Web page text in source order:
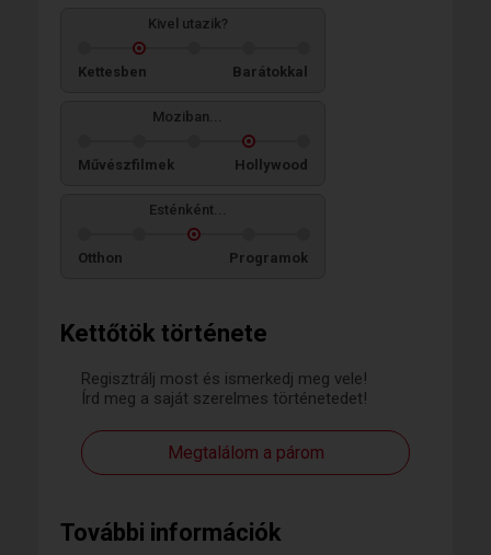
Kettőtök története
Regisztrálj most és ismerkedj meg vele!
Írd meg a saját szerelmes történetedet!
Megtalálom a párom
További információk
Kivel utazik?
Kettesben Barátokkal
Moziban...
Művészfilmek Hollywood
Esténként...
Otthon Programok